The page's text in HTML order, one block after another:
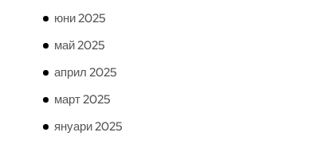
юни 2025
май 2025
април 2025
март 2025
януари 2025